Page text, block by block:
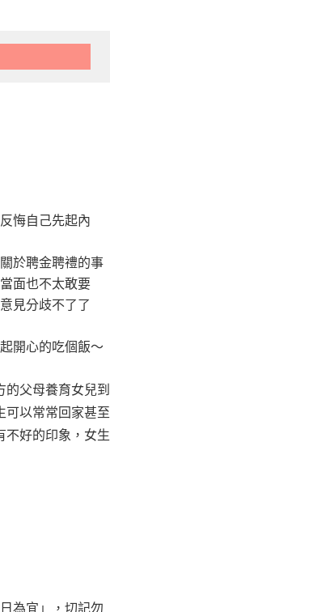
悔自己先起內
於聘金聘禮的事
面也不太敢要
見分歧不了了
開心的吃個飯～
父母養育女兒到
可以常常回家甚至
不好的印象，女生
為宜」，切記勿